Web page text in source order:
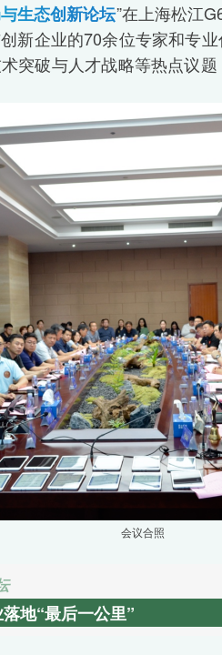
生态创新论坛”在上海松江
新企业的70余位专家和专
突破与人才战略等热点议
会议合照
地“最后一公里”